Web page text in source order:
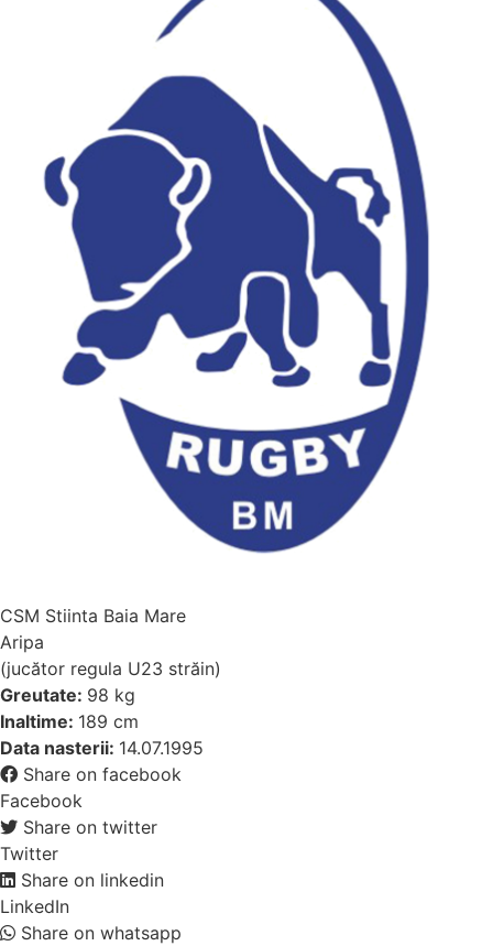
CSM Stiinta Baia Mare
Aripa
(jucător regula U23 străin)
Greutate: 98 kg
Inaltime: 189 cm
Data nasterii: 14.07.1995
Share on facebook
Facebook
Share on twitter
Twitter
Share on linkedin
LinkedIn
Share on whatsapp